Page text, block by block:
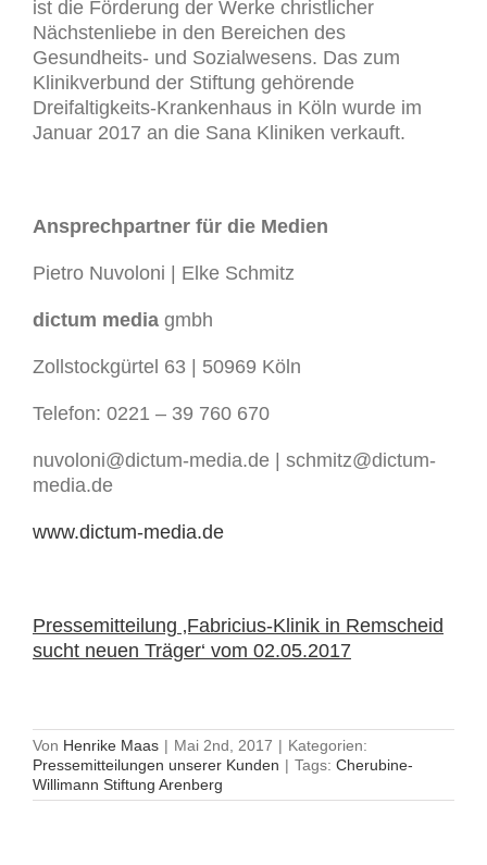
ist die Förderung der Werke christlicher
Nächstenliebe in den Bereichen des
Gesundheits- und Sozialwesens. Das zum
Klinikverbund der Stiftung gehörende
Dreifaltigkeits-Krankenhaus in Köln wurde im
Januar 2017 an die Sana Kliniken verkauft.
Ansprechpartner für die Medien
Pietro Nuvoloni | Elke Schmitz
dictum media gmbh
Zollstockgürtel 63 | 50969 Köln
Telefon: 0221 – 39 760 670
nuvoloni@dictum-media.de | schmitz@dictum-
media.de
www.dictum-media.de
Pressemitteilung ‚Fabricius-Klinik in Remscheid
sucht neuen Träger‘ vom 02.05.2017
Von Henrike Maas | Mai 2nd, 2017 | Kategorien:
Pressemitteilungen unserer Kunden | Tags: Cherubine-
Willimann Stiftung Arenberg